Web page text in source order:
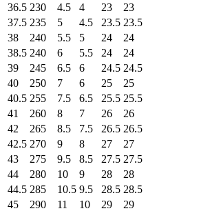
36.5 230 4.5 4 23
23
37.5 235 5 4.5 23.5 23.5
38
240 5.5 5 24
24
38.5 240 6 5.5 24
24
39
245 6.5 6 24.5 24.5
40
250 7 6 25
25
40.5 255 7.5 6.5 25.5 25.5
41
260 8 7 26
26
42
265 8.5 7.5 26.5 26.5
42.5 270 9 8 27
27
43
275 9.5 8.5 27.5 27.5
44
280 10 9 28
28
44.5 285 10.5 9.5 28.5 28.5
45
290 11 10 29
29